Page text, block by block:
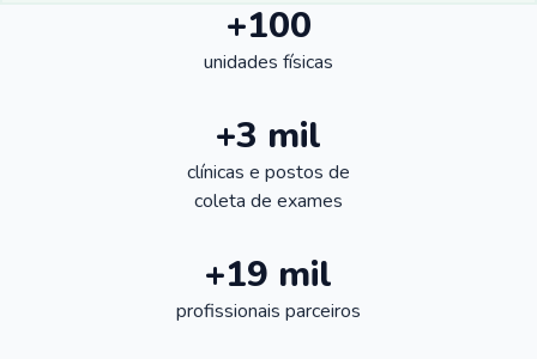
+100
unidades físicas
+3 mil
clínicas e postos de
coleta de exames
+19 mil
profissionais parceiros